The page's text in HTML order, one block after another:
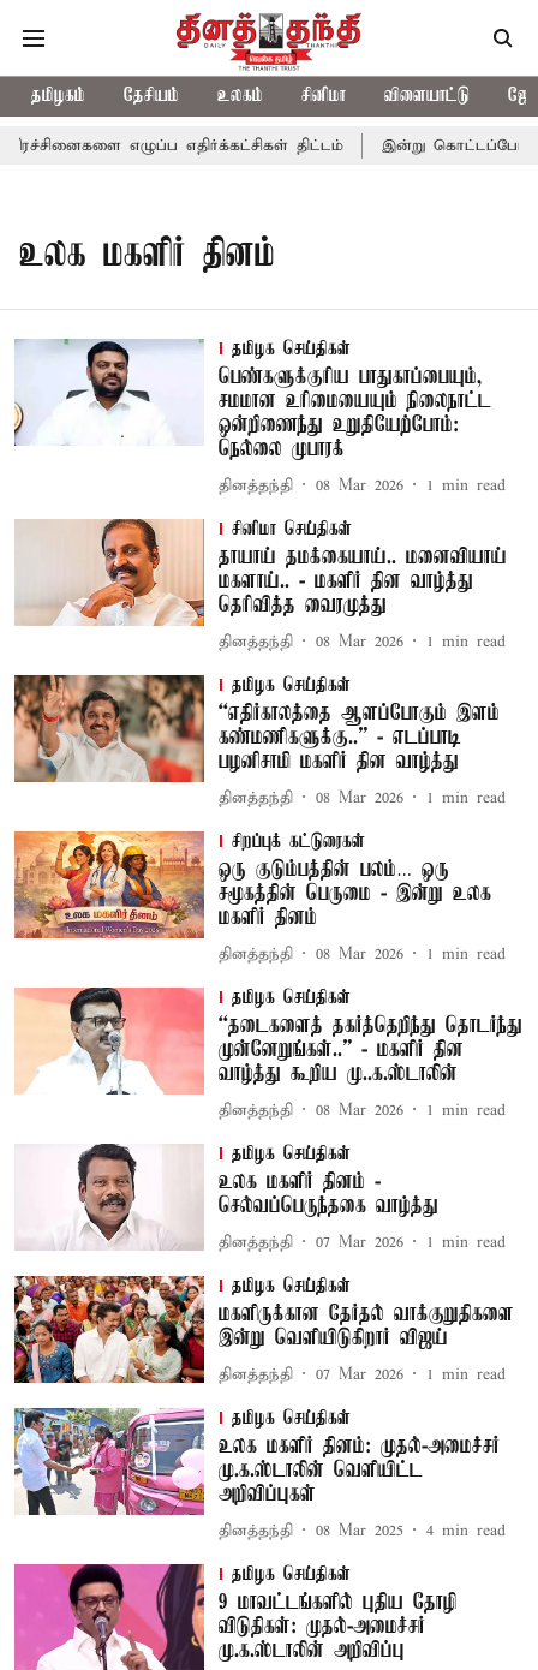
தமிழகம் தேசியம் உலகம் சினிமா விளையாட்டு
எழுப்ப எதிர்க்கட்சிகள் திட்டம் இன்று கொட்டப்போகும்
உலக மகளிர் தினம்
தமிழக செய்திகள்
பெண்களுக்குரிய பாதுகாப்பையும்,
சமமான உரிமையையும் நிலைநாட்ட
ஒன்றிணைந்து உறுதியேற்போம்:
நெல்லை முபாரக்
தினத்தந்தி 08 Mar 2026 1 min read
சினிமா செய்திகள்
தாயாய் தமக்கையாய்.. மனைவியாய்
மகளாய்.. - மகளிர் தின வாழ்த்து
தெரிவித்த வைரமுத்து
தினத்தந்தி 08 Mar 2026 1 min read
தமிழக செய்திகள்
“எதிர்காலத்தை ஆளப்போகும் இளம்
கண்மணிகளுக்கு..” - எடப்பாடி
பழனிசாமி மகளிர் தின வாழ்த்து
தினத்தந்தி 08 Mar 2026 1 min read
சிறப்புக் கட்டுரைகள்
ஒரு குடும்பத்தின் பலம்… ஒரு
சமூகத்தின் பெருமை - இன்று உலக
மகளிர் தினம்
தினத்தந்தி 08 Mar 2026 1 min read
தமிழக செய்திகள்
“தடைகளைத் தகர்த்தெறிந்து தொடர்ந்து
முன்னேறுங்கள்..” - மகளிர் தின
வாழ்த்து கூறிய மு..க.ஸ்டாலின்
தினத்தந்தி 08 Mar 2026 1 min read
தமிழக செய்திகள்
உலக மகளிர் தினம் -
செல்வப்பெருந்தகை வாழ்த்து
தினத்தந்தி 07 Mar 2026 1 min read
தமிழக செய்திகள்
மகளிருக்கான தேர்தல் வாக்குறுதிகளை
இன்று வெளியிடுகிறார் விஜய்
தினத்தந்தி 07 Mar 2026 1 min read
தமிழக செய்திகள்
உலக மகளிர் தினம்: முதல்-அமைச்சர்
மு.க.ஸ்டாலின் வெளியிட்ட
அறிவிப்புகள்
தினத்தந்தி 08 Mar 2025 4 min read
தமிழக செய்திகள்
9 மாவட்டங்களில் புதிய தோழி
விடுதிகள்: முதல்-அமைச்சர்
மு.க.ஸ்டாலின் அறிவிப்பு